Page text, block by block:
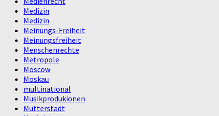
Medizin
Medizin
Meinungs-Freiheit
Meinungsfreiheit
Menschenrechte
Metropole
Moscow
Moskau
multinational
Musikprodukionen
Mutterstadt